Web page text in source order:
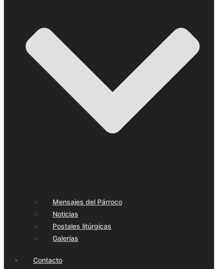
Mensajes del Párroco
Noticias
Postales litúrgicas
Galerías
Contacto